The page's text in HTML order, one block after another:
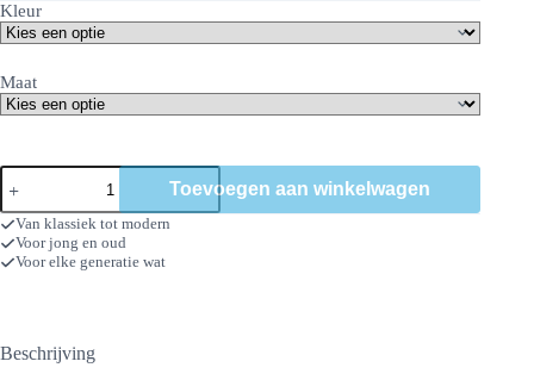
Kleur
Maat
Flatcap
Holiday
aantal
Toevoegen aan winkelwagen
Van klassiek tot modern
Voor jong en oud
Voor elke generatie wat
Beschrijving